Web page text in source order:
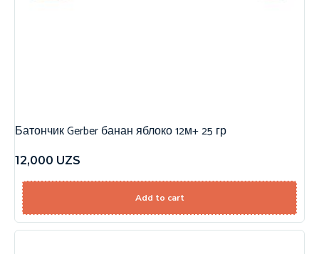
Батончик Gerber банан яблоко 12м+ 25 гр
12,000 UZS
Add to cart